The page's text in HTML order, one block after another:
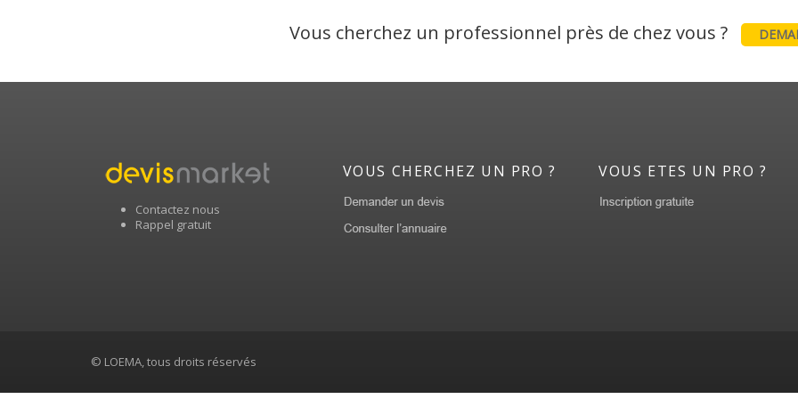
Vous cherchez un professionnel près de chez vous ?
Contactez nous
Rappel gratuit
VOUS CHERCHEZ UN PRO ? VOUS ETES UN PRO ?
© LOEMA, tous droits réservés